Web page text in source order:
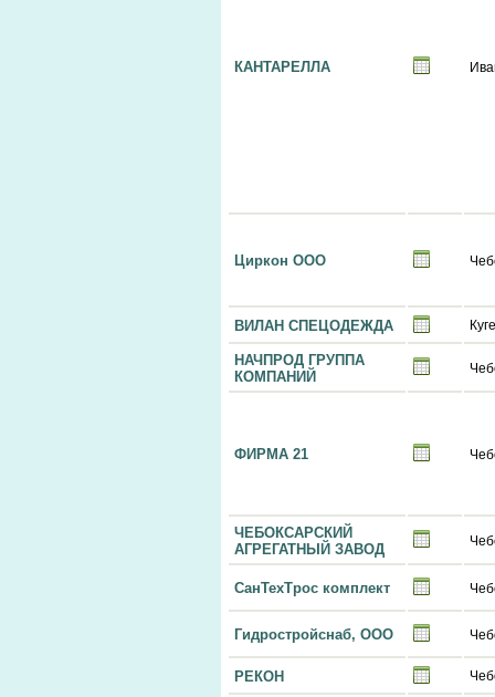
КАНТАРЕЛЛА
Циркон ООО
ВИЛАН СПЕЦОДЕЖДА
НАЧПРОД ГРУППА
КОМПАНИЙ
ФИРМА 21
ЧЕБОКСАРСКИЙ
АГРЕГАТНЫЙ ЗАВОД
СанТехТрос комплект
Гидростройснаб, ООО
РЕКОН